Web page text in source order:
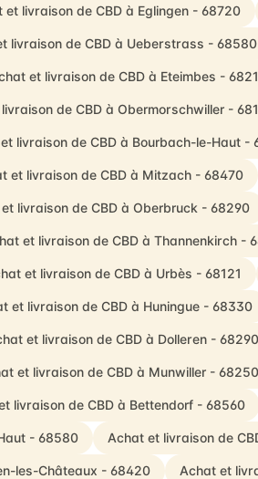
et livraison de CBD à Eglingen - 68720
livraison de CBD à Ueberstrass - 68580
et livraison de CBD à Eteimbes -
de CBD à Obermorschwiller -
livraison de CBD à Bourbach-le-Haut -
et livraison de CBD à Mitzach - 68470
livraison de CBD à Oberbruck - 68290
et livraison de CBD à Thannenkirch -
et livraison de CBD à Urbès - 68121
et livraison de CBD à Huningue - 68330
et livraison de CBD à Dolleren - 68290
et livraison de CBD à Munwiller - 68250
livraison de CBD à Bettendorf - 68560
- 68580 Achat et livraison de
les-Châteaux - 68420 Achat et